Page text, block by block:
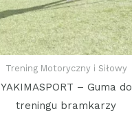
Trening Motoryczny i Siłowy
YAKIMASPORT – Guma do
treningu bramkarzy